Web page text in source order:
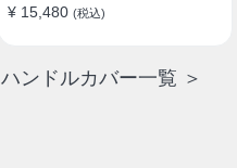
¥ 15,480 (税込)
ハンドルカバー一覧 ＞